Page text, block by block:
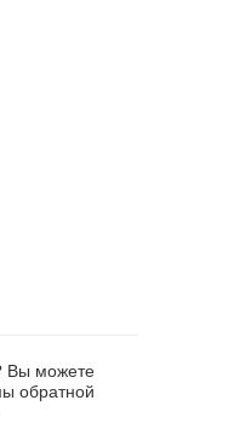
Вы можете
обратной